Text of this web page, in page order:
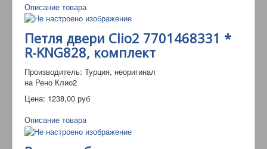
Описание товара
Петля двери Clio2 7701468331 *
R-KNG828, комплект
Производитель: Турция, неоригинал
на Рено Клио2
Цена: 1238,00 руб
Описание товара